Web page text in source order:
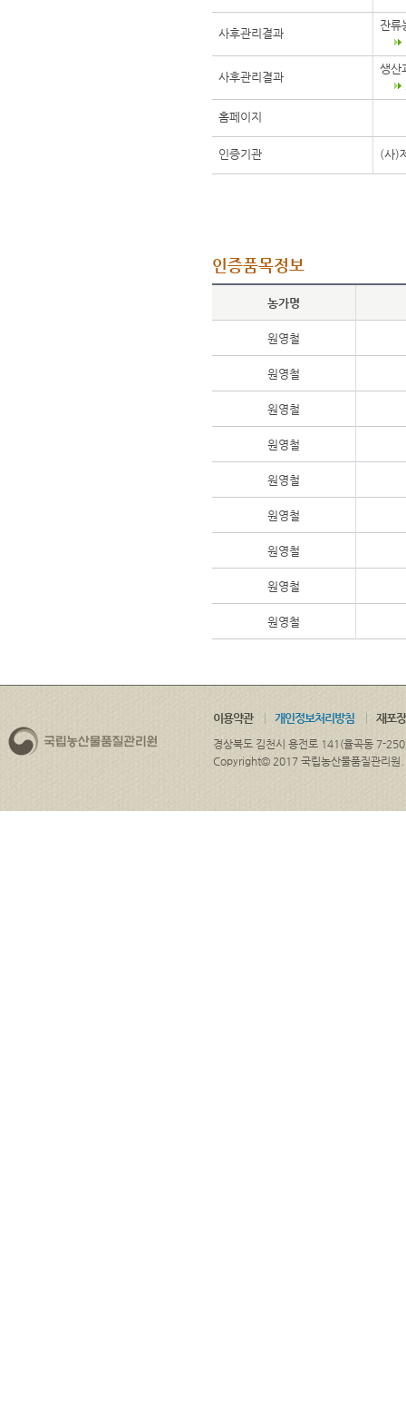
사후관리결과
잔류
사후관리결과
생산
홈페이지
인증기관 (사)
인증품목정보
농가명
원영철
원영철
원영철
원영철
원영철
원영철
원영철
원영철
원영철
이용약관 개인정보처리방침 재포
경상북도 김천시 용전로 141(율곡동 7-
Copyright© 2017 국립농산물품질관리원